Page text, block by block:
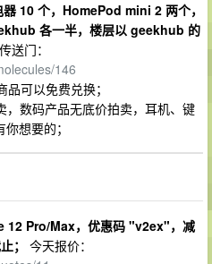
10 个，HomePod mini 2 两个，
各一半，楼层以 geekhub 的
传送门：
146
可以免费兑换；
，数码产品无底价拍卖，耳机、键
想要的；
12 Pro/Max，优惠码 "v2ex"，减
；
今天报价：